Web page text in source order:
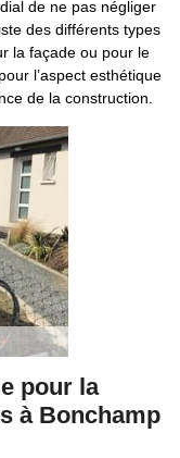
de ne pas négliger
des différents types
la façade ou pour le
l’aspect esthétique
de la construction.
pour la
à Bonchamp